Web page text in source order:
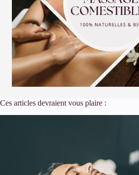
Ces articles devraient vous plaire :